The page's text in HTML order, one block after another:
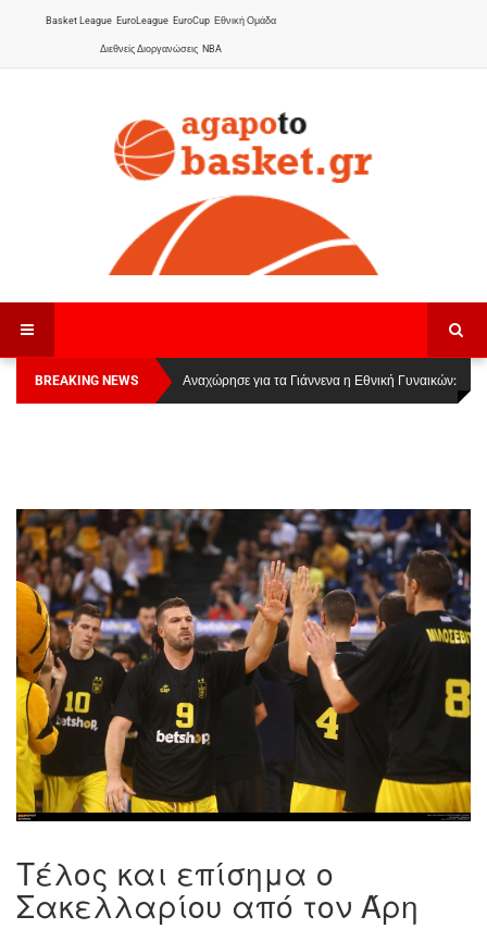
Basket League EuroLeague EuroCup Εθνική Ομάδα
Διεθνείς Διοργανώσεις NBA
BREAKING NEWS
Οι Πάνθηρες Καβάλας στην Women Basketball
League 1
Αναχώρησε για τα Γιάννενα η Εθνική Γυναικών:
Τέλος και επίσημα ο
Σακελλαρίου από τον Άρη